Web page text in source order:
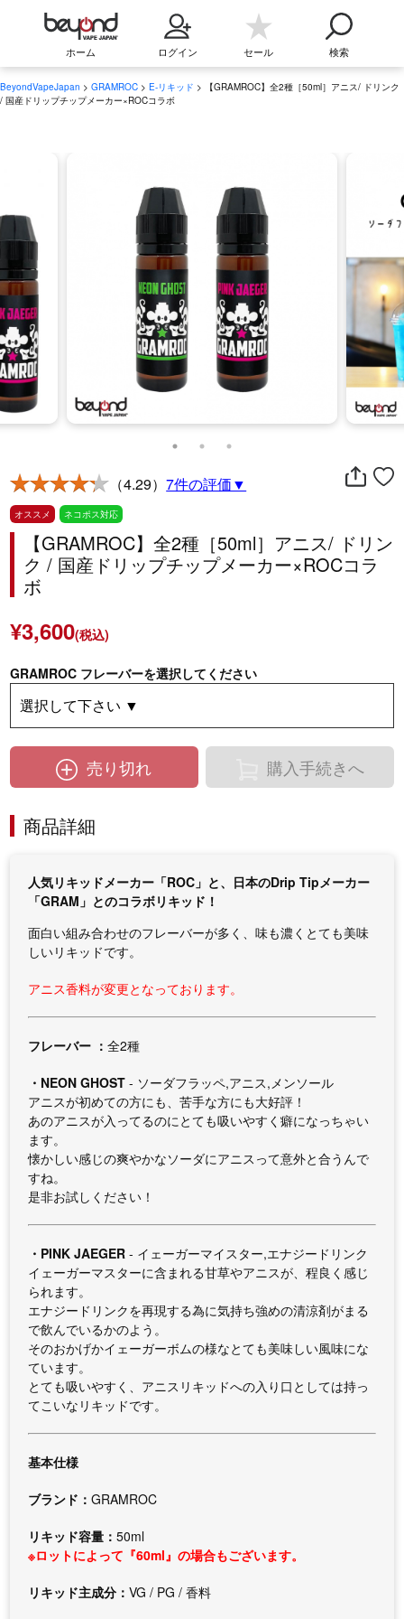
ホーム ログイン セール 検索
BeyondVapeJapan > GRAMROC > E-リキッド > 【GRAMROC】全2種［50ml］アニス/ ドリンク
/ 国産ドリップチップメーカー×ROCコラボ
（4.29）7件の評価▼
オススメ ネコポス対応
【GRAMROC】全2種［50ml］アニス/ ドリン
ク / 国産ドリップチップメーカー×ROCコラ
ボ
¥3,600(税込)
GRAMROC フレーバーを選択してください
売り切れ 購入手続きへ
商品詳細
人気リキッドメーカー「ROC」と、日本のDrip Tipメーカー
「GRAM」とのコラボリキッド！
面白い組み合わせのフレーバーが多く、味も濃くとても美味
しいリキッドです。
アニス香料が変更となっております。
フレーバー ：全2種
・NEON GHOST - ソーダフラッペ,アニス,メンソール
アニスが初めての方にも、苦手な方にも大好評！
あのアニスが入ってるのにとても吸いやすく癖になっちゃい
ます。
懐かしい感じの爽やかなソーダにアニスって意外と合うんで
すね。
是非お試しください！
・PINK JAEGER - イェーガーマイスター,エナジードリンク
イェーガーマスターに含まれる甘草やアニスが、程良く感じ
られます。
エナジードリンクを再現する為に気持ち強めの清涼剤がまる
で飲んでいるかのよう。
そのおかげかイェーガーボムの様なとても美味しい風味にな
ています。
とても吸いやすく、アニスリキッドへの入り口としては持っ
てこいなリキッドです。
基本仕様
ブランド：GRAMROC
リキッド容量：50ml
※ロットによって『60ml』の場合もございます。
リキッド主成分：VG / PG / 香料